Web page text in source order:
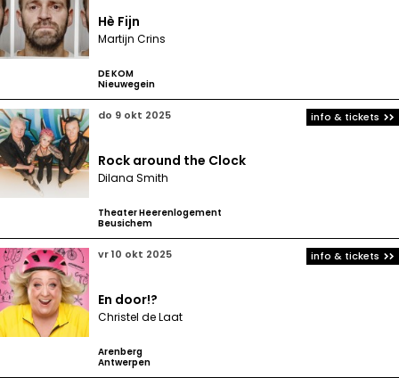
Hè Fijn
Martijn Crins
DE KOM
Nieuwegein
do 9 okt 2025
Rock around the Clock
Dilana Smith
Theater Heerenlogement
Beusichem
info & tickets
vr 10 okt 2025
En door!?
Christel de Laat
Arenberg
Antwerpen
info & tickets